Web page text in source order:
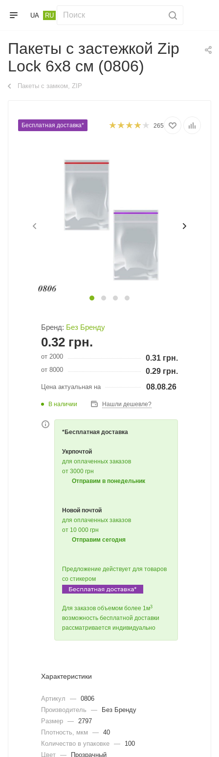
UA RU
Пакеты с застежкой Zip
Lock 6х8 см (0806)
Пакеты с замком, ZIP
Бесплатная доставка* 265
Бренд: Без Бренду
0.32 грн.
от 2000 0.31 грн.
от 8000 0.29 грн.
Цена актуальная на 08.08.26
В наличии Нашли дешевле?
*Бесплатная доставка
Укрпочтой
для оплаченных заказов
от 3000 грн
Отправим в понедельник
Новой почтой
для оплаченных заказов
от 10 000 грн
Отправим сегодня
Предложение действует для товаров
со стикером
Для заказов объемом более 1м3
возможность бесплатной доставки
рассматривается индивидуально
Характеристики
Артикул — 0806
Производитель
—
Без Бренду
Размер —
2797
Плотность, мкм
— 40
Количество в упаковке —
100
Цвет —
Прозрачный